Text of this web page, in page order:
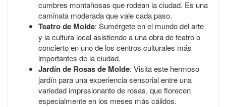
cumbres montañosas que rodean la ciudad. Es una
caminata moderada que vale cada paso.
Teatro de Molde: Sumérgete en el mundo del arte
y la cultura local asistiendo a una obra de teatro o
concierto en uno de los centros culturales más
importantes de la ciudad.
Jardín de Rosas de Molde: Visita este hermoso
jardín para una experiencia sensorial entre una
variedad impresionante de rosas, que florecen
especialmente en los meses más cálidos.